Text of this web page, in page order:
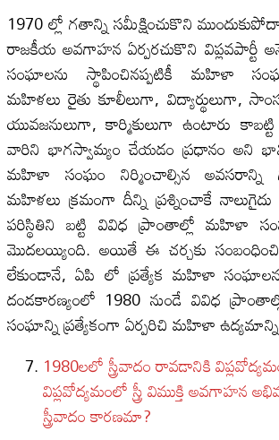
1970 ల్లో గతాన్ని సమీక్షించుకొని
రాజకీయ అవగాహన ఏర్పరచుకొని విప్లవపార్టీ
సంఘాలను స్థాపించినప్పటికీ మహిళా
మహిళలు రైతు కూలీలుగా, విద్యార్థులుగా,
యువజనులుగా, కార్మికులుగా ఉంటారు
వారిని భాగస్వామ్యం చేయడం ప్రధానం అని
మహిళా సంఘం నిర్మించాల్సిన అవసరాన్ని
మహిళలు క్రమంగా దీన్ని ప్రశ్నించాకే
పరిస్థితిని బట్టి వివిధ ప్రాంతాల్లో మహిళా
మొదలయ్యింది. అయితే ఈ చర్చకు
లేకుండానే, ఏపి లో ప్రత్యేక మహిళా
దండకారణ్యంలో 1980 నుండే వివిధ
సంఘాన్ని ప్రత్యేకంగా ఏర్పరిచి మహిళా ఉద్యమాన్ని
1980లలో స్త్రీవాదం రావడానికి
విప్లవోద్యమంలో స్త్రీ విముక్తి అవగాహన
స్త్రీవాదం కారణమా?